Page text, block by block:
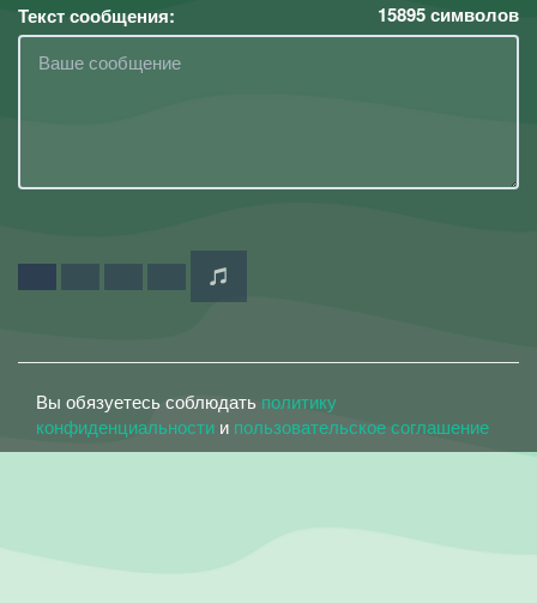
Текст сообщения: 15895символов
Вы обязуетесь соблюдать политику
конфиденциальности и пользовательское соглашение